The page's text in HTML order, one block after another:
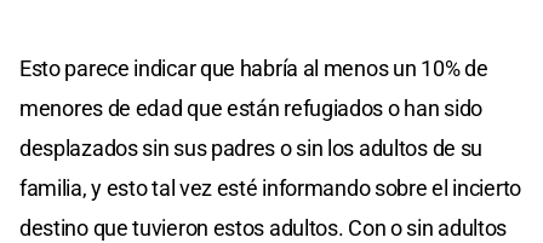
Esto parece indicar que habría al menos un 10% de
menores de edad que están refugiados o han sido
desplazados sin sus padres o sin los adultos de su
familia, y esto tal vez esté informando sobre el incierto
destino que tuvieron estos adultos. Con o sin adultos